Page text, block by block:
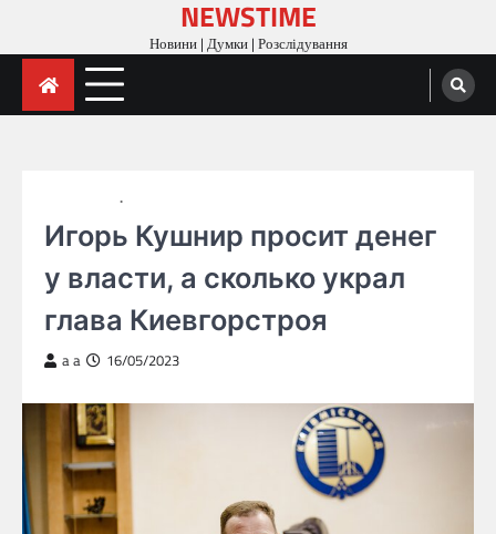
content
NEWSTIME
Новини | Думки | Розслідування
Игорь Кушнир просит денег
у власти, а сколько украл
глава Киевгорстроя
a a 16/05/2023